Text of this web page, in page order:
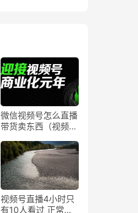
微信视频号怎么直播
带货卖东西（视频号
视频号直播4小时只
有10人看过 正常